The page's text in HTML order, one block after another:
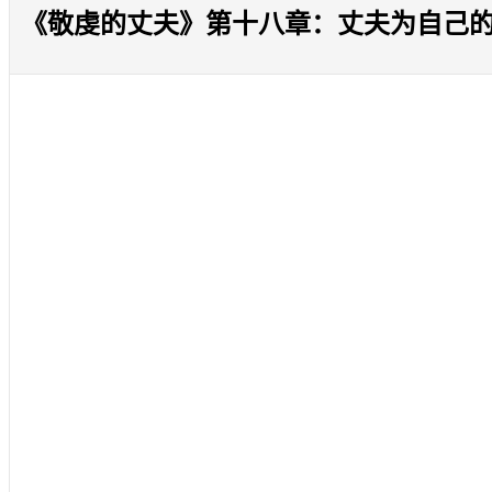
《敬虔的丈夫》第十八章：丈夫为自己